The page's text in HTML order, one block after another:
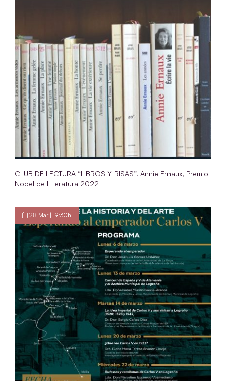
CLUB DE LECTURA “LIBROS Y RISAS”. Annie Ernaux, Premio
Nobel de Literatura 2022
28 Mar | 19:30h